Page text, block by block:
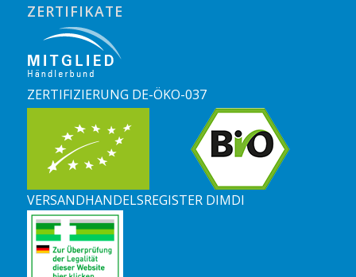
ZERTIFIKATE
ZERTIFIZIERUNG DE-ÖKO-037
VERSANDHANDELSREGISTER DIMDI